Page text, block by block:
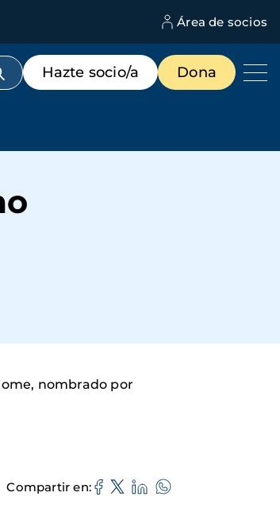
Área de socios
Menú
de
destacados
Hazte socio/a Dona
nombrado por
Compartir en